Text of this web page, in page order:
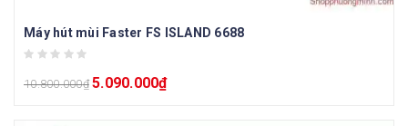
Máy hút mùi Faster FS ISLAND 6688
10.800.000₫ 5.090.000₫